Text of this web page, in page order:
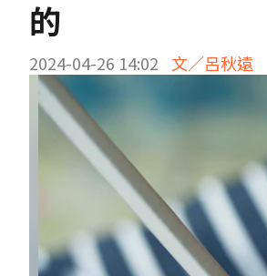
的
2024-04-26 14:02 文／呂秋遠